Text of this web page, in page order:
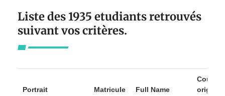
Liste des 1935 etudiants retrouvés
suivant vos critères.
Portrait Matricule Full Name
origin